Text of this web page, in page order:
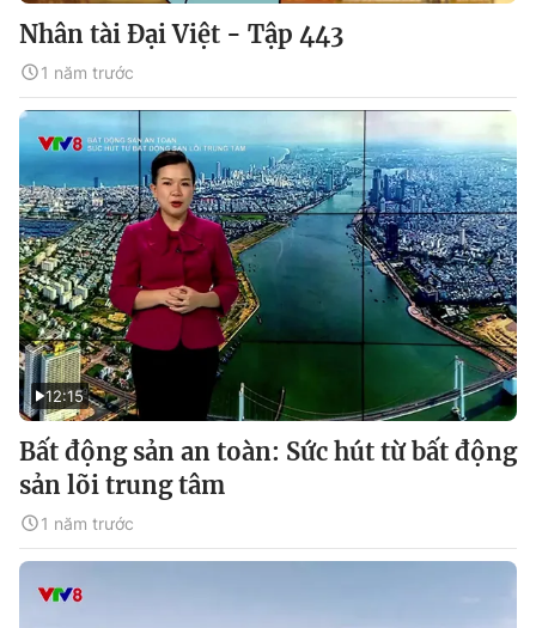
Nhân tài Đại Việt - Tập 443
1 năm trước
12:15
Bất động sản an toàn: Sức hút từ bất động
sản lõi trung tâm
1 năm trước